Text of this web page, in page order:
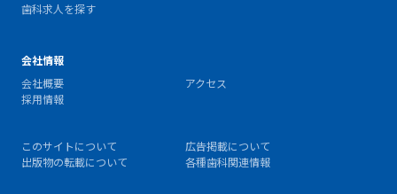
歯科求人を探す
会社情報
会社概要
アクセス
採用情報
このサイトについて
広告掲載について
出版物の転載について
各種歯科関連情報